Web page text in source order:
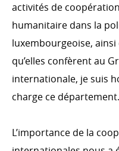
Coopération bilatérale
Coopération bilatérale
Coopération
Les organisations non
Finance inclusive,
activités de
humanitaire dans la
luxembourgeoise,
qu’elles confèrent au
internationale, je suis
charge ce département.
L’importance de la